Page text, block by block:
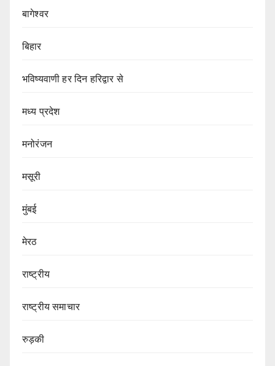
बागेश्वर
बिहार
भविष्यवाणी हर दिन हरिद्वार से
मध्य प्रदेश
मनोरंजन
मसूरी
मुंबई
मेरठ
राष्ट्रीय
राष्ट्रीय समाचार
रुड़की